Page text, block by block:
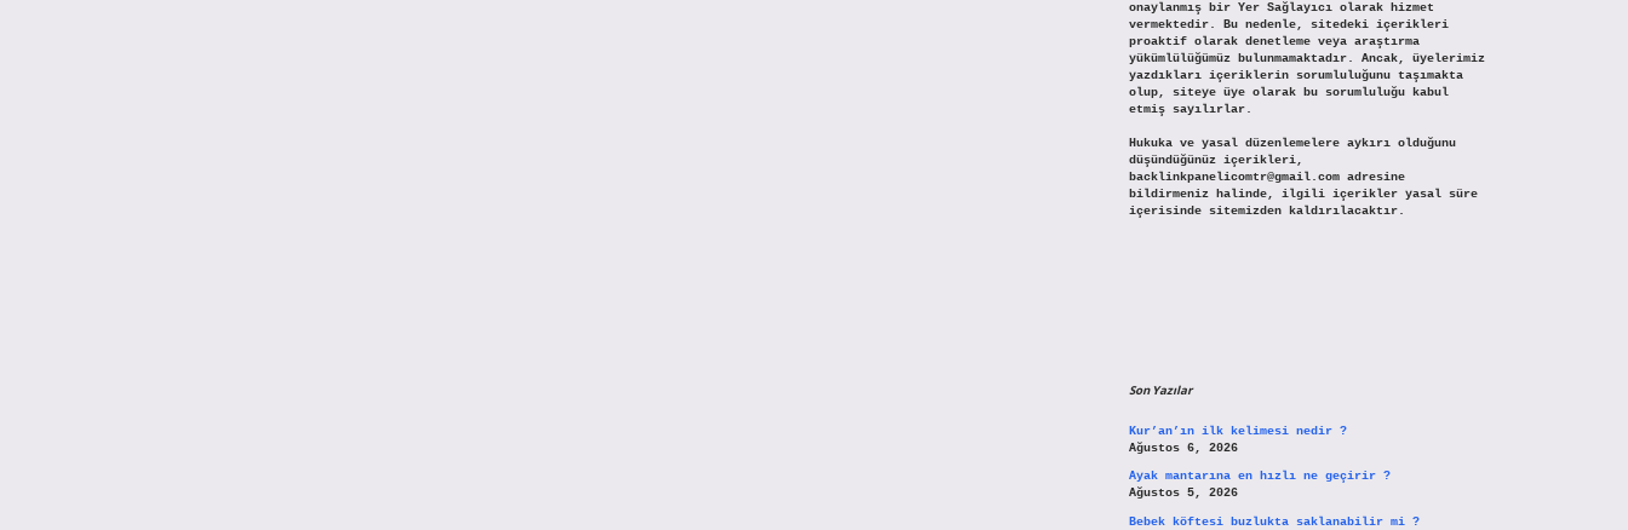
onaylanmış bir Yer Sağlayıcı olarak hizmet
vermektedir. Bu nedenle, sitedeki içerikleri
proaktif olarak denetleme veya araştırma
yükümlülüğümüz bulunmamaktadır. Ancak, üyelerimiz
yazdıkları içeriklerin sorumluluğunu taşımakta
olup, siteye üye olarak bu sorumluluğu kabul
etmiş sayılırlar.
Hukuka ve yasal düzenlemelere aykırı olduğunu
düşündüğünüz içerikleri,
backlinkpanelicomtr@gmail.comadresine
bildirmeniz halinde, ilgili içerikler yasal süre
içerisinde sitemizden kaldırılacaktır.
Son Yazılar
Kur’an’ın ilk kelimesi nedir ?
Ağustos 6, 2026
Ayak mantarına en hızlı ne geçirir ?
Ağustos 5, 2026
Bebek köftesi buzlukta saklanabilir mi ?